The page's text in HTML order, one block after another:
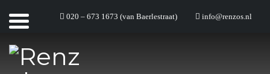
info@renzos.nl
020 – 673 1673 (van Baerlestraat)